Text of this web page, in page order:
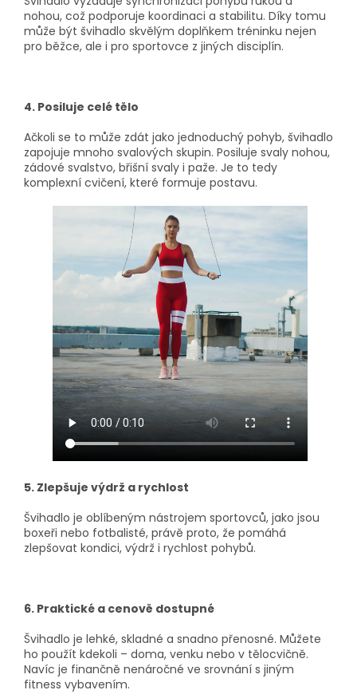
nohou, což podporuje koordinaci a stabilitu. Díky tomu
může být švihadlo skvělým doplňkem tréninku nejen
pro běžce, ale i pro sportovce z jiných disciplín.
4. Posiluje celé tělo
Ačkoli se to může zdát jako jednoduchý pohyb, švihadlo
zapojuje mnoho svalových skupin. Posiluje svaly nohou,
zádové svalstvo, břišní svaly i paže. Je to tedy
komplexní cvičení, které formuje postavu.
5. Zlepšuje výdrž a rychlost
Švihadlo je oblíbeným nástrojem sportovců, jako jsou
boxeři nebo fotbalisté, právě proto, že pomáhá
zlepšovat kondici, výdrž i rychlost pohybů.
6. Praktické a cenově dostupné
Švihadlo je lehké, skladné a snadno přenosné. Můžete
ho použít kdekoli – doma, venku nebo v tělocvičně.
Navíc je finančně nenáročné ve srovnání s jiným
fitness vybavením.